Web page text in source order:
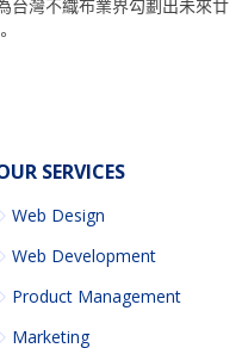
台灣不織布業界勾劃出未來廿
SERVICES
Web Design
Web Development
Product Management
Marketing